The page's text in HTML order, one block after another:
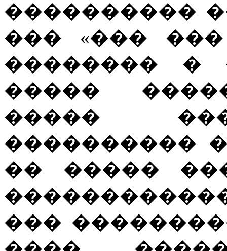
����������
��� «���
�������� �
�����
�����
����������
�� �����
���